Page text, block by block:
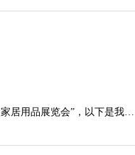
居用品展览会”，以下是我司